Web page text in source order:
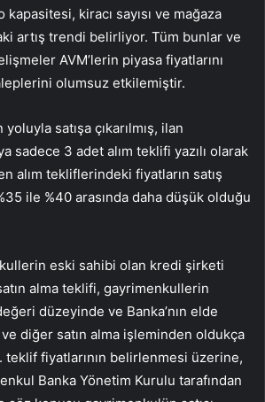
kapasitesi, kiracı sayısı ve mağaza
artış trendi belirliyor. Tüm bunlar ve
AVM’lerin piyasa fiyatlarını
olumsuz etkilemiştir.
satışa çıkarılmış, ilan
sadece 3 adet alım teklifi yazılı olarak
alım tekliflerindeki fiyatların satış
ile %40 arasında daha düşük olduğu
eski sahibi olan kredi şirketi
alma teklifi, gayrimenkullerin
düzeyinde ve Banka’nın elde
diğer satın alma işleminden oldukça
fiyatlarının belirlenmesi üzerine,
Banka Yönetim Kurulu tarafından